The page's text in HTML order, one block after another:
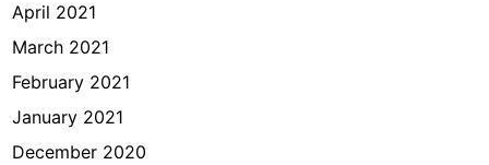
April 2021
March 2021
February 2021
January 2021
December 2020